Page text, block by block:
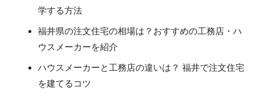
学する方法
福井県の注文住宅の相場は？おすすめの工務店・ハ
ウスメーカーを紹介
ハウスメーカーと工務店の違いは？ 福井で注文住宅
を建てるコツ